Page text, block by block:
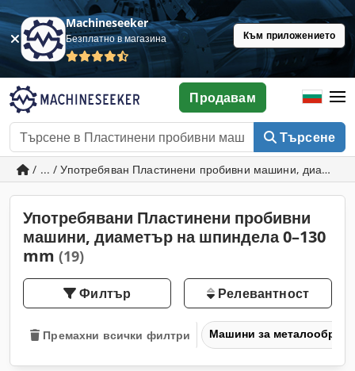
Machineseeker
Безплатно в магазина Към приложението
Търсене
Продавам
/ ... / Употребяван Пластинени пробивни машини,
Употребявани Пластинени пробивни
машини, диаметър на шпиндела 0–130
mm (19)
Филтър Релевантност
Премахни всички филтри Машини за